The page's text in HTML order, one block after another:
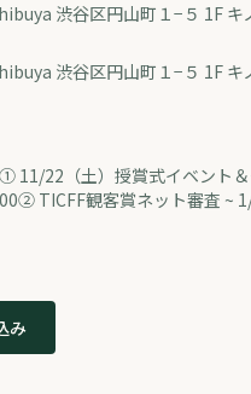
渋谷区円山町１−５ 1F キ
渋谷区円山町１−５ 1F キ
11/22（土）授賞式イベント
TICFF観客賞ネット審査 ~
み